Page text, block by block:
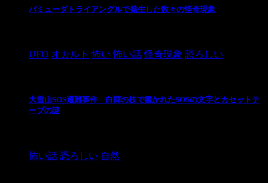
バミューダトライアングルで発生した数々の怪奇現象
UFO オカルト 怖い 怖い話 怪奇現象 恐ろしい
大雪山SOS遭難事件 白樺の枝で書かれたSOSの文字とカセットテ
ープの謎
怖い話 恐ろしい 自然